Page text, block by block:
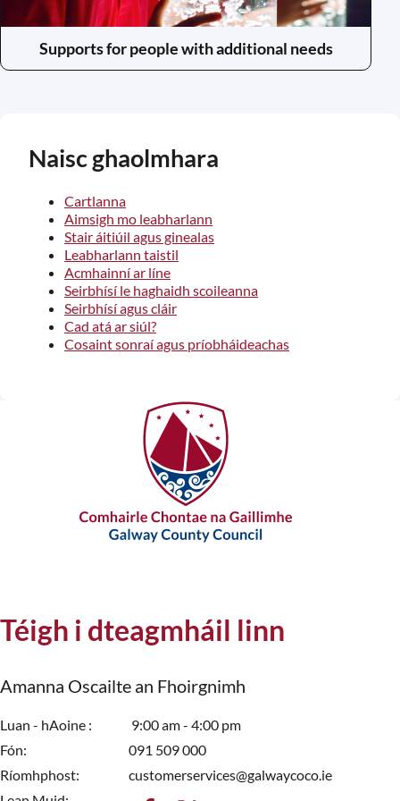
Supports for people with additional needs
(opens
window)
Naisc ghaolmhara
Cartlanna
Aimsigh mo leabharlann
Stair áitiúil agus ginealas
Leabharlann taistil
Acmhainní ar líne
Seirbhísí le haghaidh scoileanna
Seirbhísí agus cláir
Cad atá ar siúl?
Cosaint sonraí agus príobháideachas
Téigh i dteagmháil linn
Amanna Oscailte an Fhoirgnimh
Luan - hAoine
9:00 am - 4:00 pm
Fón
091 509 000
Ríomhphost
customerservices@galwaycoco.ie